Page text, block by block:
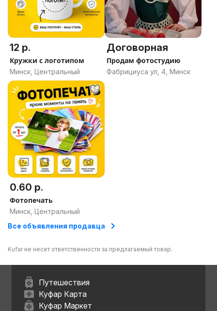
12 р.
Кружки с логотипом
Минск, Центральный
Договорная
Продам фотостудию
Фабрициуса ул, 4, Минск
0.60 р.
Фотопечать
Минск, Центральный
Все объявления продавца
Kufar не несет ответственности за предлагаемый товар.
Путешествия
Куфар Карта
Куфар Маркет